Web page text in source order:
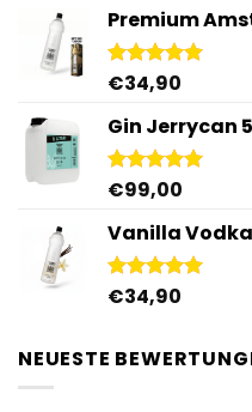
von 5
Premium
Bewertet
von 5
€34,90
Gin Jerrycan
Bewertet
von 5
€99,00
Vanilla Vodka
Bewertet
€34,90
NEUESTE